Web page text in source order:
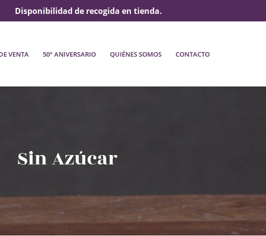
Disponibilidad de recogida en tienda.
VENTA 50° ANIVERSARIO QUIÉNES SOMOS CONTACTO
Sin Azúcar